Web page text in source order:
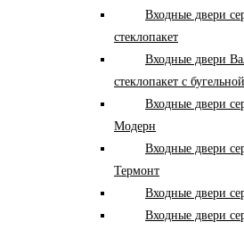
Входные двери
стеклопакет
Входные двери
стеклопакет с
Входные двери
Модерн
Входные двери
Термонт
Входные двери
Входные двери